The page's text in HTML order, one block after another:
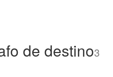
de destino3